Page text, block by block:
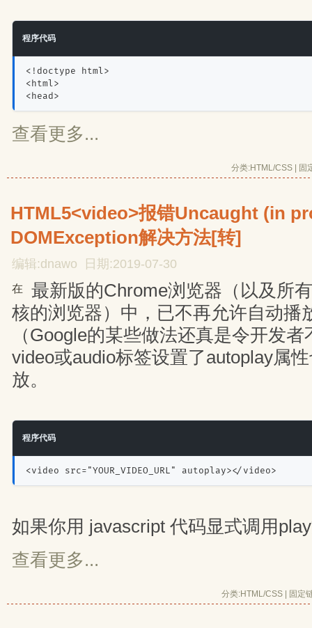
程序代码
<!doctype html>
<html>
<head>
查看更多...
分类:HTML/CSS 固
HTML5<video>报错Uncaught (in
DOMException解决方法[转]
编辑:dnawo 日期:2019-07-30
在
最新版的Chrome浏览器（以及所
核的浏览器）中，已不再允许自动播
（Google的某些做法还真是令开发
video或audio标签设置了autoplay属
放。
程序代码
<video src="YOUR_VIDEO_URL" autoplay></video>
如果你用 javascript 代码显式调用
查看更多...
分类:HTML/CSS 固定